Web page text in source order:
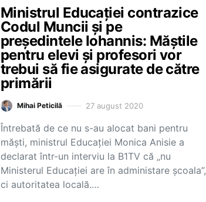
Ministrul Educației contrazice
Codul Muncii și pe
președintele Iohannis: Măștile
pentru elevi și profesori vor
trebui să fie asigurate de către
primării
Mihai Peticilă 27 august 2020
Întrebată de ce nu s-au alocat bani pentru
măști, ministrul Educației Monica Anisie a
declarat într-un interviu la B1TV că „nu
Ministerul Educației are în administare școala”,
ci autoritatea locală.…